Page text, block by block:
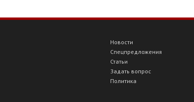
Новости
Спецпредложения
Статьи
Задать вопрос
Политика